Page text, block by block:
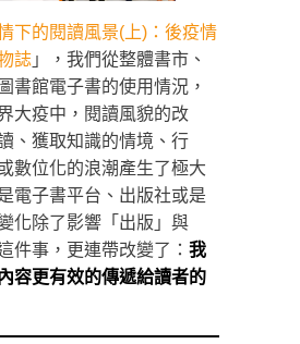
下的閱讀風景(上)：後疫情
誌 」，我們從整體書市、
書館電子書的使用情況，
大疫中，閱讀風貌的改
、獲取知識的情境、行
數位化的浪潮產生了極大
電子書平台、出版社或是
化除了影響「出版」與
件事，更連帶改變了： 我
容更有效的傳遞給讀者的